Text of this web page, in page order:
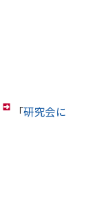
「研究会に